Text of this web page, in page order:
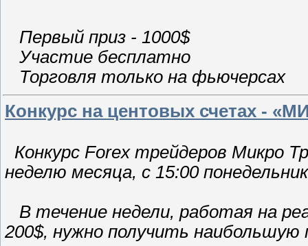
Первый приз - 1000$
Участие бесплатно
Торговля только на фьючерсах
Конкурс на центовых счетах -
Конкурс Forex трейдеров Микро
неделю месяца, с 15:00
В течение недели, работая на
200$, нужно получить наибольшую